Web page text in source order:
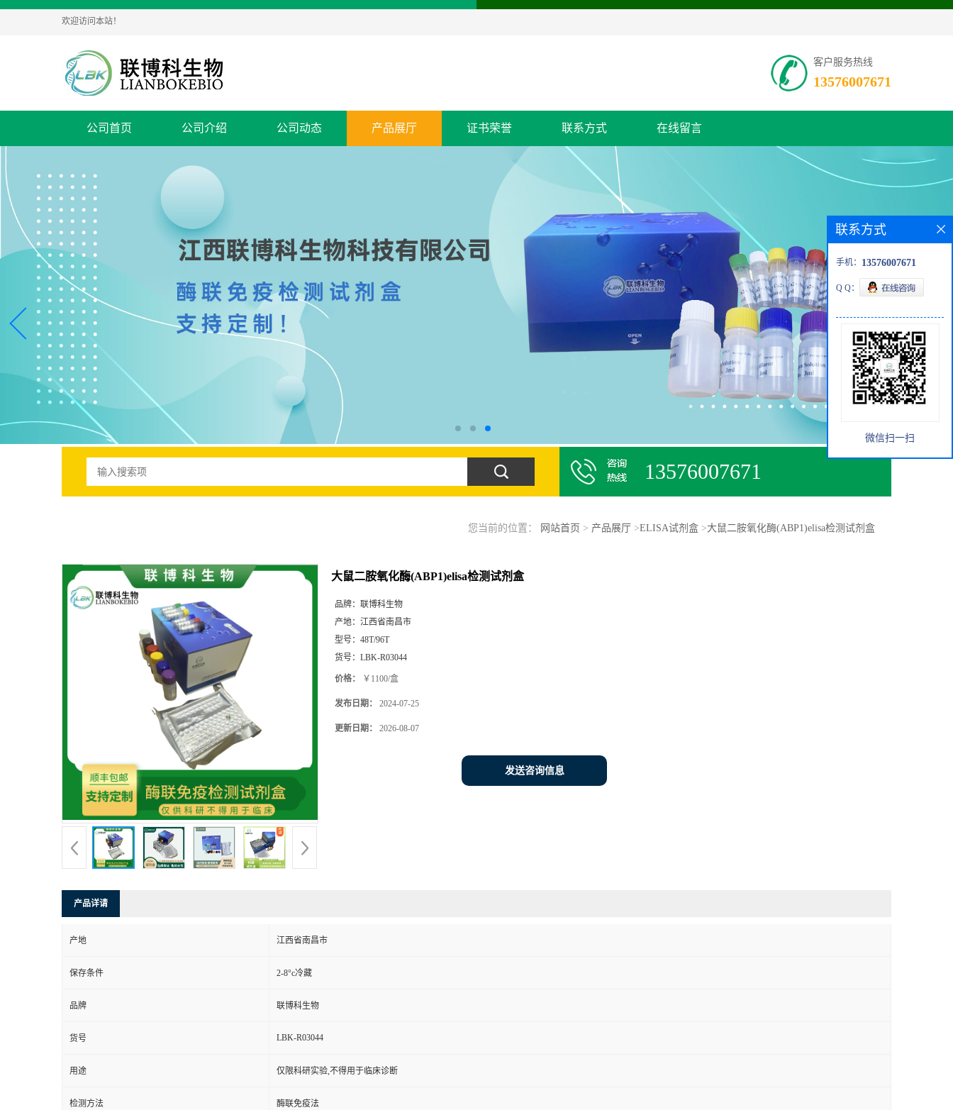
欢迎访问本站！
客户服务热线
13576007671
公司首页 公司介绍 公司动态 产品展厅 证书荣誉 联系方式 在线留言
13576007671
您当前的位置： 网站首页 > 产品展厅 >ELISA试剂盒>大鼠二胺氧化酶(ABP1)elisa检测试剂盒
大鼠二胺氧化酶(ABP1)elisa检测试剂盒
品牌： 联博科生物
产地： 江西省南昌市
型号： 48T/96T
货号： LBK-R03044
价格： ￥1100/盒
发布日期： 2024-07-25
更新日期： 2026-08-07
发送咨询信息
产品详请
产地 江西省南昌市
保存条件 2-8°c冷藏
品牌 联博科生物
货号 LBK-R03044
用途 仅限科研实验,不得用于临床诊断
检测方法 酶联免疫法
联系方式
手机： 13576007671
Q Q：
微信扫一扫